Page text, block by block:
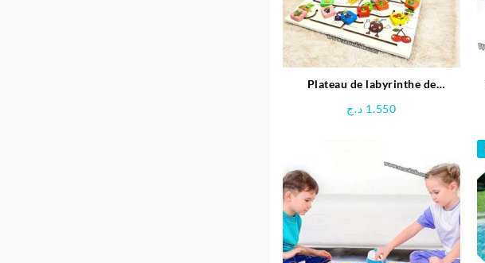
Plateau de labyrinthe de
Boy
1.550 د.ج